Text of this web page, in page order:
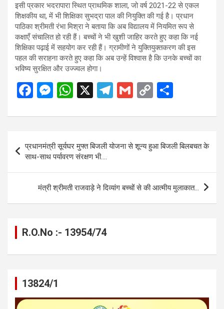
इसी प्रकार भदरापारा स्थित प्राथमिक शाला, जो वर्ष 2021-22 से एकल
शिक्षकीय था, में भी शिक्षिका सुभद्रा पाल की नियुक्ति की गई है। प्रधान
पाठिका श्रीमती रंभा मिश्रा ने बताया कि अब विद्यालय में नियमित रूप से
कक्षाएँ संचालित हो रही हैं। बच्चों ने भी खुशी जाहिर करते हुए कहा कि नई
शिक्षिका पढ़ाई में सहयोग कर रही हैं। ग्रामीणों ने युक्तियुक्तकरण की इस
पहल की सराहना करते हुए कहा कि अब उन्हें विश्वास है कि उनके बच्चों का
भविष्य सुरक्षित और उज्ज्वल होगा।
F
ce
o
o
k
M
se
n
g
er
W
at
A
p
p
X
T
e
gr
a
m
G
ail
C
py
Li
n
k
ar
e
navigation
प्रधानमंत्री सूर्यघर मुफ्त बिजली योजना से शून्य हुआ बिजली बिलबचत के
साथ-साथ पर्यावरण संरक्षण भी….
मंत्री श्रीमती राजवाड़े ने दिव्यांग बच्चों से की आत्मीय मुलाकात…
R.O.No :- 13954/74
13824/1